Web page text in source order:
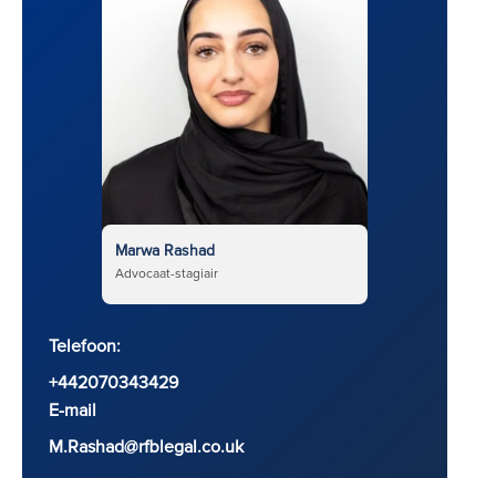
Marwa Rashad
Advocaat-stagiair
Telefoon:
+442070343429
E-mail
M.Rashad@rfblegal.co.uk